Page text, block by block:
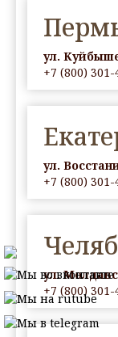
ул.
+7 (800) 301-
ул.
+7 (800) 301-
ул.
+7 (800) 301-